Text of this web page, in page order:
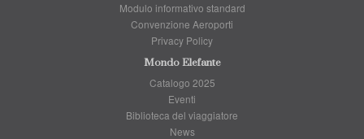
Modulo informativo standard
Convenzione Aeroporti
Privacy Policy
Mondo Elefante
Catalogo 2025
Eventi
Biblioteca del viaggiatore
News